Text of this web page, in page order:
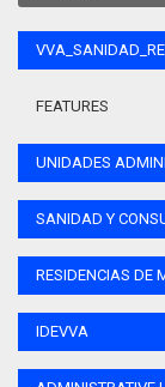
FEATURES
UNIDADES
SANIDAD Y
RESIDENCIAS DE
IDEVVA